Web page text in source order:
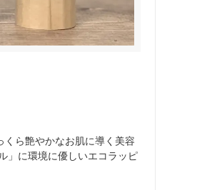
くら艶やかなお肌に導く美容
」に環境に優しいエコラッピ